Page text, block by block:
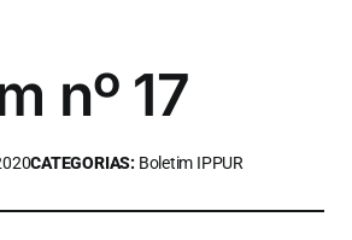
nº 17
CATEGORIAS: Boletim IPPUR